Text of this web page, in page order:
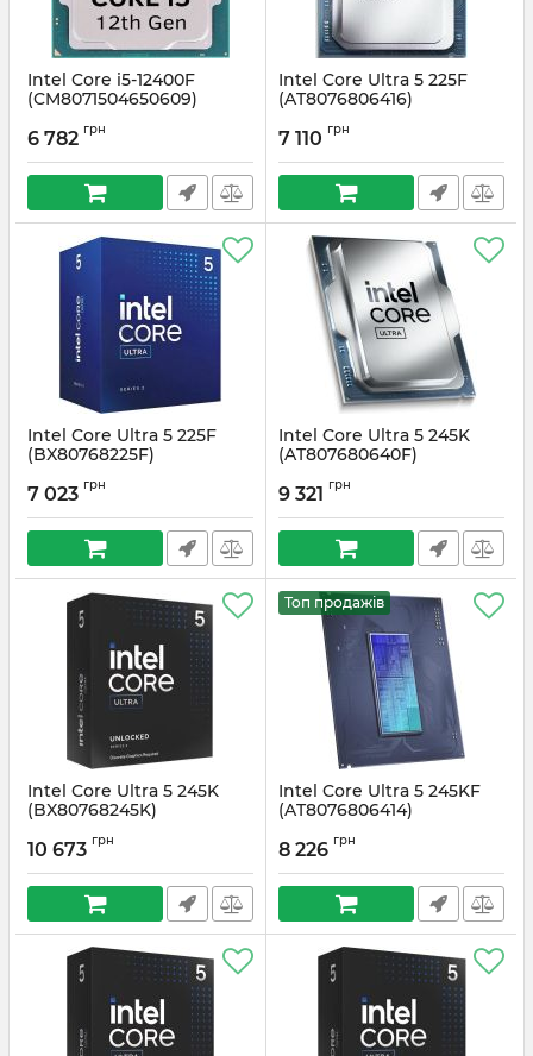
Intel Core i5-12400F
(CM8071504650609)
6 782 грн
Intel Core Ultra 5 225F
(AT8076806416)
7 110 грн
Intel Core Ultra 5 225F
(BX80768225F)
7 023 грн
Intel Core Ultra 5 245K
(AT807680640F)
9 321 грн
Intel Core Ultra 5 245K
(BX80768245K)
10 673 грн
Топ продажів
Intel Core Ultra 5 245KF
(AT8076806414)
8 226 грн